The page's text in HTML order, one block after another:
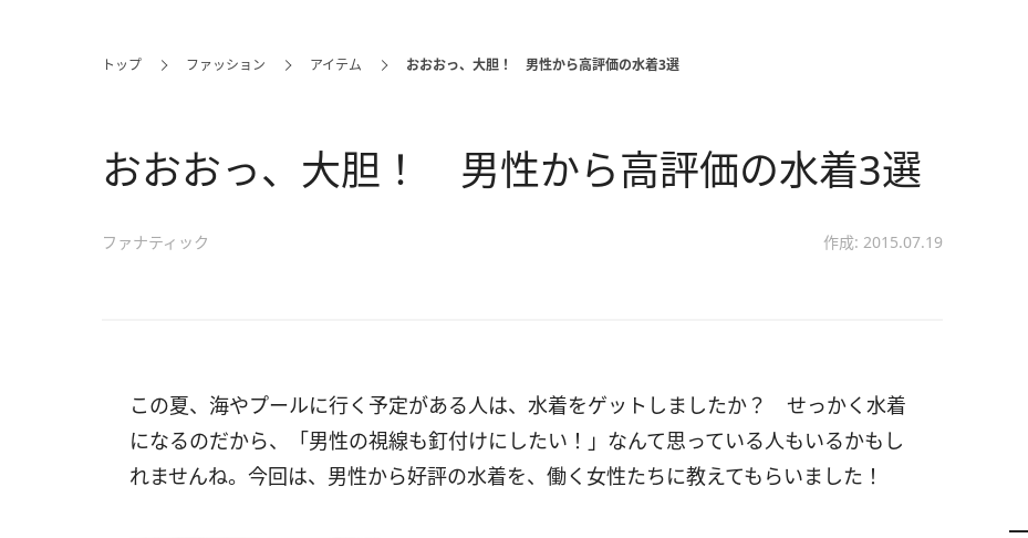
トップ ファッション アイテム おおおっ、大胆！ 男性から高評価の水着3選
おおおっ、大胆！ 男性から高評価の水着3選
ファナティック 作成: 2015.07.19
この夏、海やプールに行く予定がある人は、水着をゲットしましたか？ せっかく水着
になるのだから、「男性の視線も釘付けにしたい！」なんて思っている人もいるかもし
れませんね。今回は、男性から好評の水着を、働く女性たちに教えてもらいました！